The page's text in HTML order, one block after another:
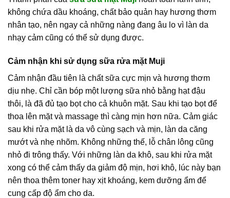
không chứa dầu khoáng, chất bảo quản hay hương thơm
nhân tạo, nên ngay cả những nàng đang âu lo vì làn da
nhạy cảm cũng có thể sử dụng được.
Cảm nhận khi sử dụng sữa rửa mặt Muji
Cảm nhận đầu tiên là chất sữa cực mịn và hương thơm
dịu nhẹ. Chỉ cần bóp một lượng sữa nhỏ bằng hạt đậu
thôi, là đã đủ tạo bọt cho cả khuôn mặt. Sau khi tạo bọt để
thoa lên mặt và massage thì càng mịn hơn nữa. Cảm giác
sau khi rửa mặt là da vô cùng sạch và mịn, làn da căng
mướt và nhẹ nhõm. Không những thế, lỗ chân lông cũng
nhỏ đi trông thấy. Với những làn da khô, sau khi rửa mặt
xong có thể cảm thấy da giảm độ mịn, hơi khô, lúc này bạn
nên thoa thêm toner hay xịt khoáng, kem dưỡng ẩm để
cung cấp độ ẩm cho da.